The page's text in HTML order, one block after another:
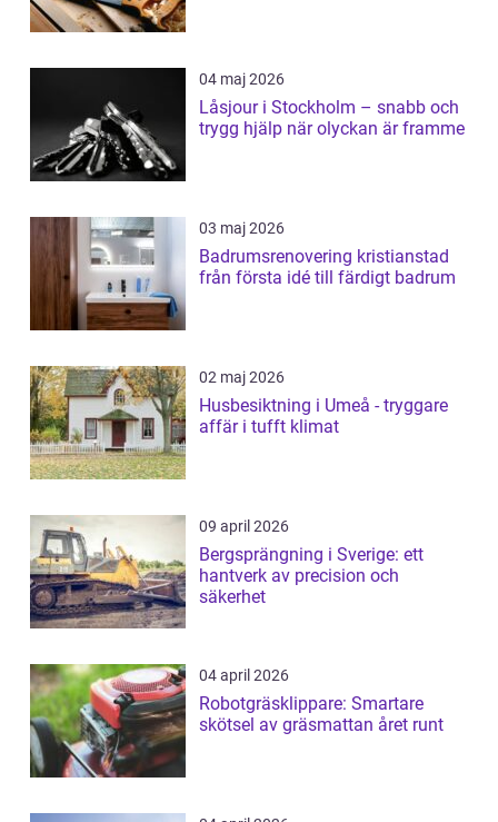
04 maj 2026
Låsjour i Stockholm – snabb och
trygg hjälp när olyckan är framme
03 maj 2026
Badrumsrenovering kristianstad
från första idé till färdigt badrum
02 maj 2026
Husbesiktning i Umeå - tryggare
affär i tufft klimat
09 april 2026
Bergsprängning i Sverige: ett
hantverk av precision och
säkerhet
04 april 2026
Robotgräsklippare: Smartare
skötsel av gräsmattan året runt